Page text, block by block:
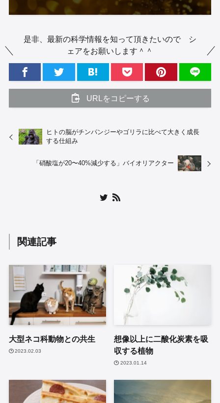
是非、最新の科学情報を知って頂きたいので シ
ェアをお願いします＾＾
URLをコピーする
ヒトの脳がチンパンジーやゴリラに比べて大きく成長
する仕組み
「硝酸塩が20〜40%減少する」バイオリアクター
関連記事
大型ネコ科動物との共生
2023.02.03
想像以上に二酸化炭素を吸
収する植物
2023.01.14